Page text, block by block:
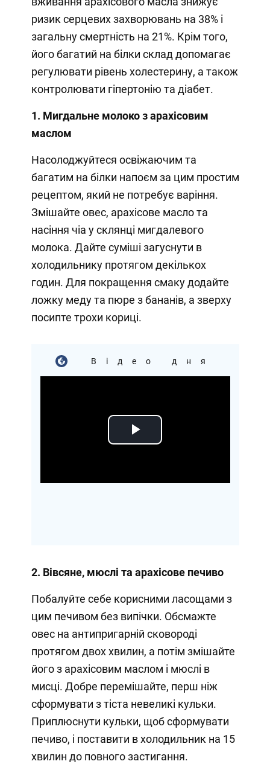
ризик серцевих захворювань на 38% і
загальну смертність на 21%. Крім того,
його багатий на білки склад допомагає
регулювати рівень холестерину, а також
контролювати гіпертонію та діабет.
1. Мигдальне молоко з арахісовим
маслом
Насолоджуйтеся освіжаючим та
багатим на білки напоєм за цим простим
рецептом, який не потребує варіння.
Змішайте овес, арахісове масло та
насіння чіа у склянці мигдалевого
молока. Дайте суміші загуснути в
холодильнику протягом декількох
годин. Для покращення смаку додайте
ложку меду та пюре з бананів, а зверху
посипте трохи кориці.
Відео дня
Play
2. Вівсяне, мюслі та арахісове печиво
Побалуйте себе корисними ласощами з
цим печивом без випічки. Обсмажте
овес на антипригарній сковороді
протягом двох хвилин, а потім змішайте
його з арахісовим маслом і мюслі в
мисці. Добре перемішайте, перш ніж
сформувати з тіста невеликі кульки.
Приплюснути кульки, щоб сформувати
печиво, і поставити в холодильник на 15
хвилин до повного застигання.